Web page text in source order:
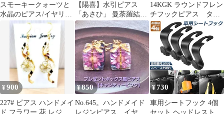
スモーキークォーツと
水晶のピアス/イヤリン
グ/樹脂フック/サージカ
ルステンレス
【陽喜】水引ピアス
「あさひ」 曼荼羅結び
（オレンジ） ハンドメ
イド
14KGK ラウンドフレン
チフックピアス タイ
プＢ 5ペア 10個
¥900
227# ピアス ハンドメイ
ド フラワー 花 レジン
¥850
No.645。ハンドメイド
レジンピアス、イヤリ
¥730
車用シートフック 4個
セット ヘッドレストフ